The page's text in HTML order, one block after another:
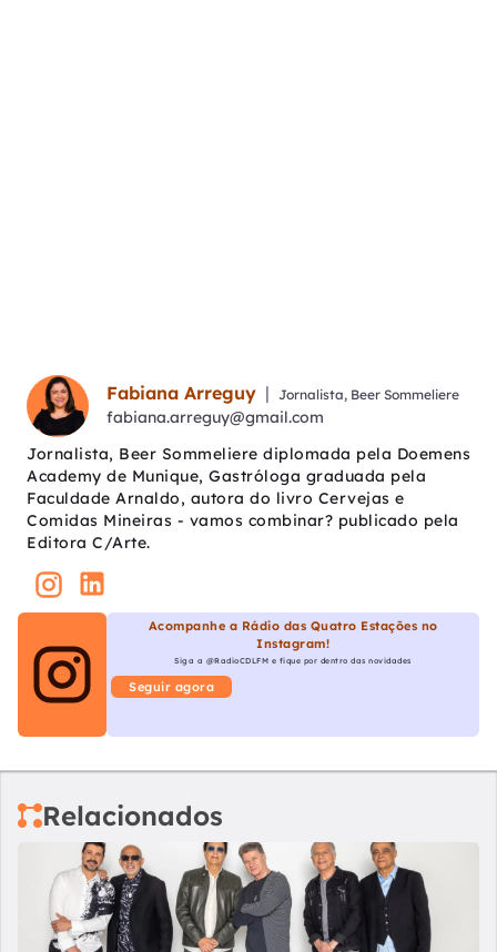
Fabiana Arreguy | Jornalista, Beer Sommeliere
fabiana.arreguy@gmail.com
Jornalista, Beer Sommeliere diplomada pela Doemens
Academy de Munique, Gastróloga graduada pela
Faculdade Arnaldo, autora do livro Cervejas e
Comidas Mineiras - vamos combinar? publicado pela
Editora C/Arte.
Acompanhe a Rádio das Quatro Estações no
Instagram!
Siga a @RadioCDLFM e fique por dentro das novidades
Seguir agora
Relacionados